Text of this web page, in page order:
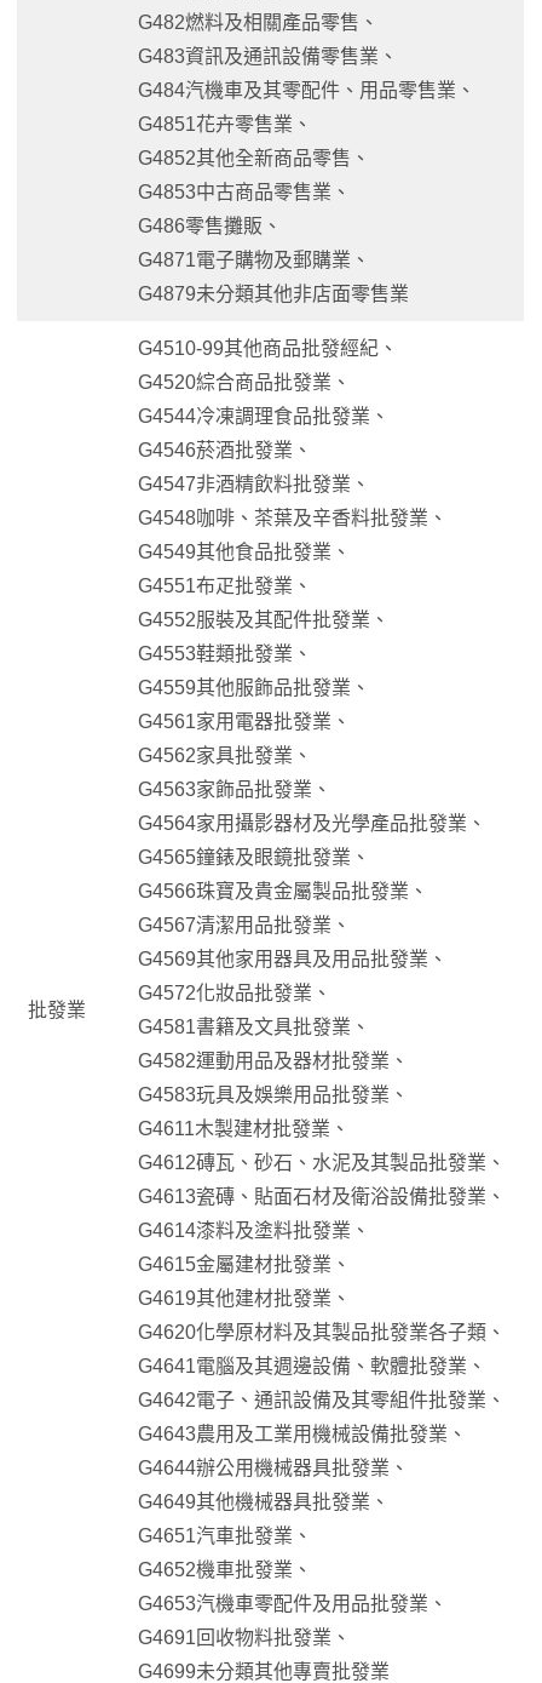
G482燃料及相關產品零售、
G483資訊及通訊設備零售業、
G484汽機車及其零配件、用品零售業、
G4851花卉零售業、
G4852其他全新商品零售、
G4853中古商品零售業、
G486零售攤販、
G4871電子購物及郵購業、
G4879未分類其他非店面零售業
批發業
G4510-99其他商品批發經紀、
G4520綜合商品批發業、
G4544冷凍調理食品批發業、
G4546菸酒批發業、
G4547非酒精飲料批發業、
G4548咖啡、茶葉及辛香料批發業、
G4549其他食品批發業、
G4551布疋批發業、
G4552服裝及其配件批發業、
G4553鞋類批發業、
G4559其他服飾品批發業、
G4561家用電器批發業、
G4562家具批發業、
G4563家飾品批發業、
G4564家用攝影器材及光學產品批發業、
G4565鐘錶及眼鏡批發業、
G4566珠寶及貴金屬製品批發業、
G4567清潔用品批發業、
G4569其他家用器具及用品批發業、
G4572化妝品批發業、
G4581書籍及文具批發業、
G4582運動用品及器材批發業、
G4583玩具及娛樂用品批發業、
G4611木製建材批發業、
G4612磚瓦、砂石、水泥及其製品批發業、
G4613瓷磚、貼面石材及衛浴設備批發業、
G4614漆料及塗料批發業、
G4615金屬建材批發業、
G4619其他建材批發業、
G4620化學原材料及其製品批發業各子類、
G4641電腦及其週邊設備、軟體批發業、
G4642電子、通訊設備及其零組件批發業、
G4643農用及工業用機械設備批發業、
G4644辦公用機械器具批發業、
G4649其他機械器具批發業、
G4651汽車批發業、
G4652機車批發業、
G4653汽機車零配件及用品批發業、
G4691回收物料批發業、
G4699未分類其他專賣批發業